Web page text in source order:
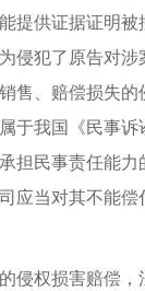
提供证据证明被
侵犯了原告对
售、赔偿损失
于我国《民事
担民事责任能力
应当对其不能偿
权损害赔偿，